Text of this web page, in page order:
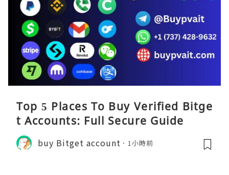
Top 5 Places To Buy Verified Bitge
t Accounts: Full Secure Guide
buy Bitget account 1小時前